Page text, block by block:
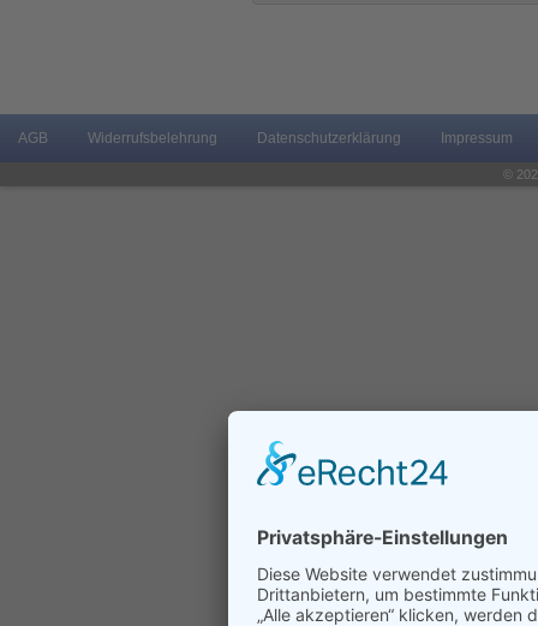
AGB Widerrufsbelehrung Datenschutzerklärung Impressum
©